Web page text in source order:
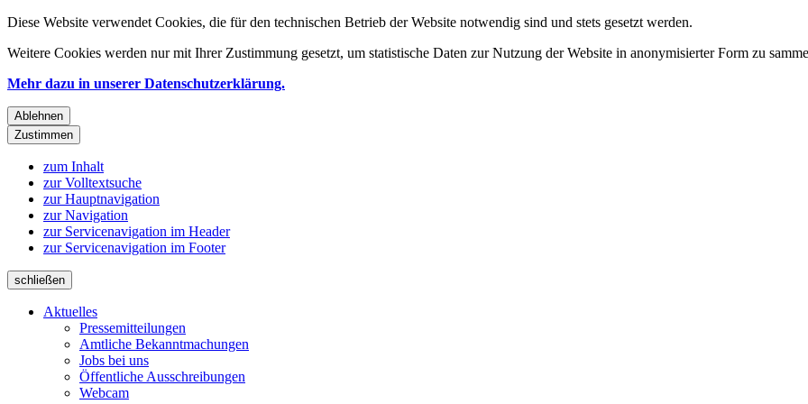
Diese Website verwendet Cookies, die für den technischen Betrieb der Website notwendig sind und stets gesetzt werden.
Weitere Cookies werden nur mit Ihrer Zustimmung gesetzt, um statistische Daten zur Nutzung der Website in anonymisierter Form zu
Mehr dazu in unserer Datenschutzerklärung.
Ablehnen
Zustimmen
zum Inhalt
zur Volltextsuche
zur Hauptnavigation
zur Navigation
zur Servicenavigation im Header
zur Servicenavigation im Footer
schließen
Aktuelles
Pressemitteilungen
Amtliche Bekanntmachungen
Jobs bei uns
Öffentliche Ausschreibungen
Webcam